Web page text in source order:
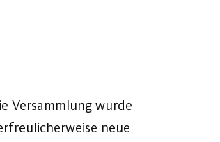
Versammlung wurde
neue